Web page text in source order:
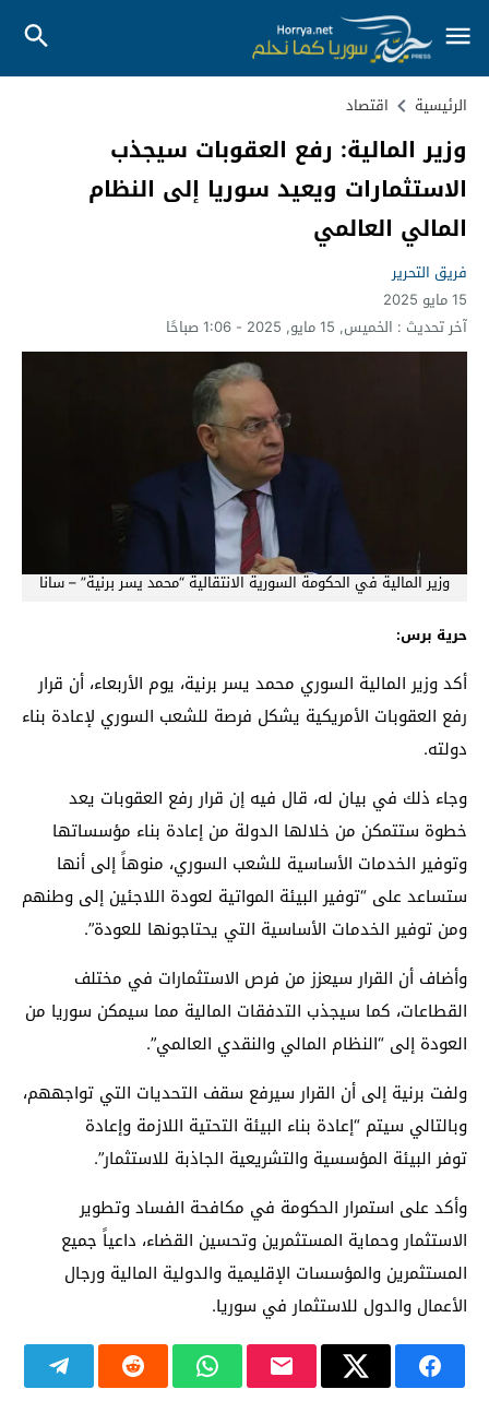
الرئيسية اقتصاد
وزير المالية: رفع العقوبات سيجذب
الاستثمارات ويعيد سوريا إلى النظام
المالي العالمي
فريق التحرير
15 مايو 2025
آخر تحديث : الخميس, 15 مايو, 2025 - 1:06 صباحًا
وزير المالية في الحكومة السورية الانتقالية “محمد يسر برنية” – سانا
حرية برس:
أكد وزير المالية السوري محمد يسر برنية، يوم الأربعاء، أن قرار
رفع العقوبات الأمريكية يشكل فرصة للشعب السوري لإعادة بناء
دولته.
وجاء ذلك في بيان له، قال فيه إن قرار رفع العقوبات يعد
خطوة ستتمكن من خلالها الدولة من إعادة بناء مؤسساتها
وتوفير الخدمات الأساسية للشعب السوري، منوهاً إلى أنها
ستساعد على “توفير البيئة المواتية لعودة اللاجئين إلى وطنهم
ومن توفير الخدمات الأساسية التي يحتاجونها للعودة”.
وأضاف أن القرار سيعزز من فرص الاستثمارات في مختلف
القطاعات، كما سيجذب التدفقات المالية مما سيمكن سوريا من
العودة إلى “النظام المالي والنقدي العالمي”.
ولفت برنية إلى أن القرار سيرفع سقف التحديات التي تواجههم،
وبالتالي سيتم “إعادة بناء البيئة التحتية اللازمة وإعادة
توفر البيئة المؤسسية والتشريعية الجاذبة للاستثمار”.
وأكد على استمرار الحكومة في مكافحة الفساد وتطوير
الاستثمار وحماية المستثمرين وتحسين القضاء، داعياً جميع
المستثمرين والمؤسسات الإقليمية والدولية المالية ورجال
الأعمال والدول للاستثمار في سوريا.